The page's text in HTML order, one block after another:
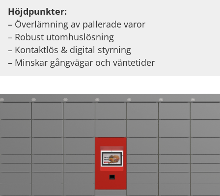
Höjdpunkter:
– Överlämning av pallerade varor
– Robust utomhuslösning
– Kontaktlös & digital styrning
– Minskar gångvägar och väntetider